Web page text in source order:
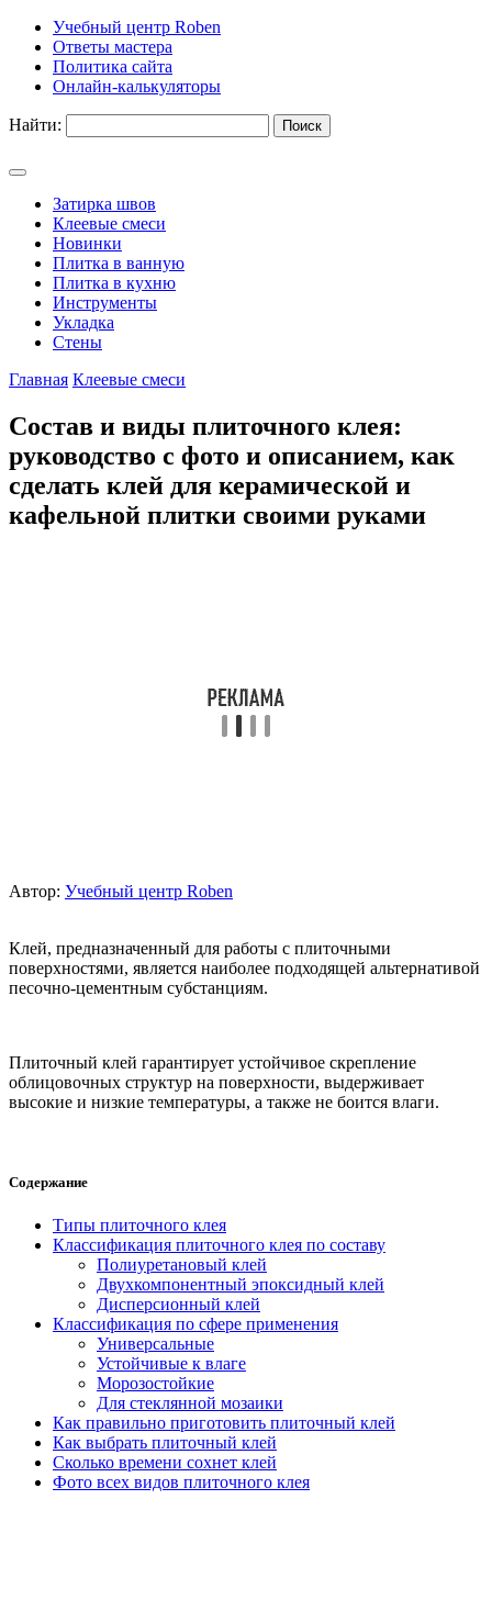
Учебный центр Roben
Ответы мастера
Политика сайта
Онлайн-калькуляторы
Найти:
Затирка швов
Клеевые смеси
Новинки
Плитка в ванную
Плитка в кухню
Инструменты
Укладка
Стены
Главная Клеевые смеси
Состав и виды плиточного клея:
руководство с фото и описанием, как
сделать клей для керамической и
кафельной плитки своими руками
Автор: Учебный центр Roben
Клей, предназначенный для работы с плиточными
поверхностями, является наиболее подходящей альтернативой
песочно-цементным субстанциям.
Плиточный клей гарантирует устойчивое скрепление
облицовочных структур на поверхности, выдерживает
высокие и низкие температуры, а также не боится влаги.
Содержание
Типы плиточного клея
Классификация плиточного клея по составу
Полиуретановый клей
Двухкомпонентный эпоксидный клей
Дисперсионный клей
Классификация по сфере применения
Универсальные
Устойчивые к влаге
Морозостойкие
Для стеклянной мозаики
Как правильно приготовить плиточный клей
Как выбрать плиточный клей
Сколько времени сохнет клей
Фото всех видов плиточного клея